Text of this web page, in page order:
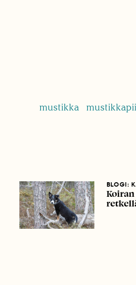
mustikka
BLOGI:
Koiran